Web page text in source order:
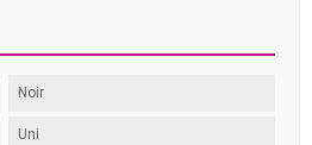
Noir
Uni